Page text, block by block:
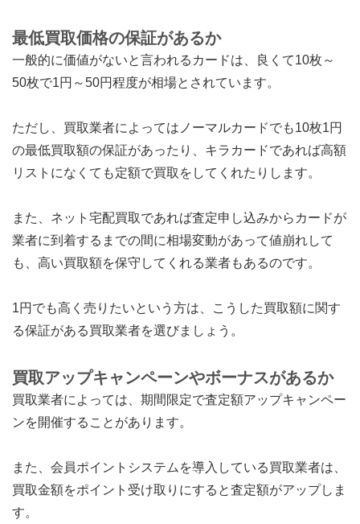
最低買取価格の保証があるか
一般的に価値がないと言われるカードは、良くて10枚～
50枚で1円～50円程度が相場とされています。
ただし、買取業者によってはノーマルカードでも10枚1円
の最低買取額の保証があったり、キラカードであれば高額
リストになくても定額で買取をしてくれたりします。
また、ネット宅配買取であれば査定申し込みからカードが
業者に到着するまでの間に相場変動があって値崩れして
も、高い買取額を保守してくれる業者もあるのです。
1円でも高く売りたいという方は、こうした買取額に関す
る保証がある買取業者を選びましょう。
買取アップキャンペーンやボーナスがあるか
買取業者によっては、期間限定で査定額アップキャンペー
ンを開催することがあります。
また、会員ポイントシステムを導入している買取業者は、
買取金額をポイント受け取りにすると査定額がアップしま
す。